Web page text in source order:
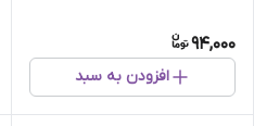
94,000
افزودن به سبد